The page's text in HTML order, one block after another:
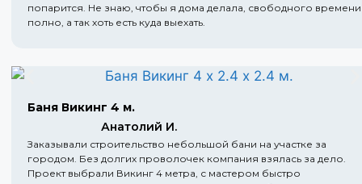
попарится. Не знаю, чтобы я дома делала, свободного времени
полно, а так хоть есть куда выехать.
Баня Викинг 4 м.
Анатолий И.
Заказывали строительство небольшой бани на участке за
городом. Без долгих проволочек компания взялась за дело.
Проект выбрали Викинг 4 метра, с мастером быстро